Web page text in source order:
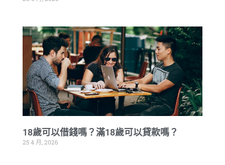
18歲可以借錢嗎？滿18歲可以貸款嗎？
25 4 月, 2026